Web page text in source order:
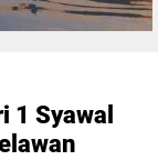
1 Syawal